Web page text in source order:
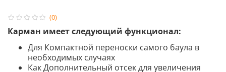
(0)
Карман имеет следующий функционал:
Для Компактной переноски самого баула в
необходимых случаях
Как Дополнительный отсек для увеличения